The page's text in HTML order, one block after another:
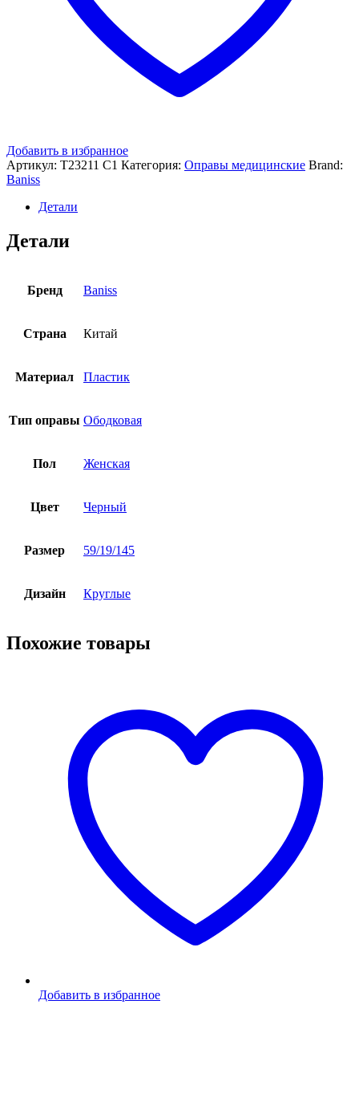
Добавить в избранное
Артикул: T23211 C1 Категория: Оправы медицинские Brand:
Baniss
Детали
Детали
Бренд Baniss
Страна Китай
Материал Пластик
Тип оправы Ободковая
Пол Женская
Цвет Черный
Размер 59/19/145
Дизайн Круглые
Похожие товары
Добавить в избранное